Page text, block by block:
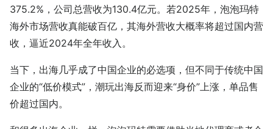
375.2%，公司总营收为130.4亿元。若2025年，泡泡玛特
海外市场营收真能破百亿，其海外营收大概率将超过国内营
收，逼近2024年全年收入。
当下，出海几乎成了中国企业的必选项，但不同于传统中国
企业的“低价模式”，潮玩出海反而迎来“身价”上涨，单品售
价超过国内。